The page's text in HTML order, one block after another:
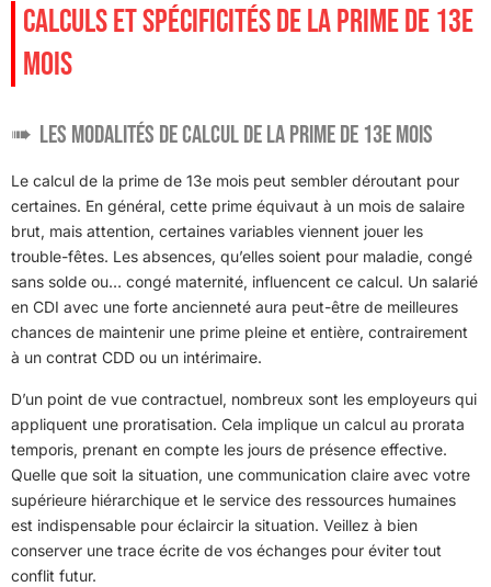
CALCULS ET SPÉCIFICITÉS DE LA PRIME DE 13E
MOIS
Les modalités de calcul de la prime de 13e mois
Le calcul de la prime de 13e mois peut sembler déroutant pour
certaines. En général, cette prime équivaut à un mois de salaire
brut, mais attention, certaines variables viennent jouer les
trouble-fêtes. Les absences, qu’elles soient pour maladie, congé
sans solde ou… congé maternité, influencent ce calcul. Un salarié
en CDI avec une forte ancienneté aura peut-être de meilleures
chances de maintenir une prime pleine et entière, contrairement
à un contrat CDD ou un intérimaire.
D’un point de vue contractuel, nombreux sont les employeurs qui
appliquent une proratisation. Cela implique un calcul au prorata
temporis, prenant en compte les jours de présence effective.
Quelle que soit la situation, une communication claire avec votre
supérieure hiérarchique et le service des ressources humaines
est indispensable pour éclaircir la situation. Veillez à bien
conserver une trace écrite de vos échanges pour éviter tout
conflit futur.